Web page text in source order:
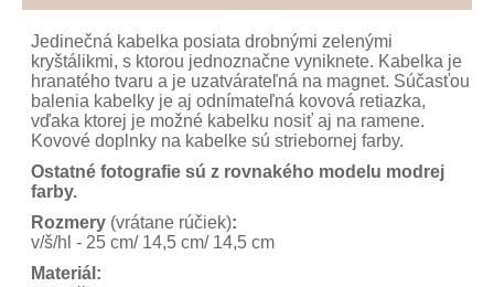
Jedinečná kabelka posiata drobnými zelenými
kryštálikmi, s ktorou jednoznačne vyniknete. Kabelka je
hranatého tvaru a je uzatvárateľná na magnet. Súčasťou
balenia kabelky je aj odnímateľná kovová retiazka,
vďaka ktorej je možné kabelku nosiť aj na ramene.
Kovové doplnky na kabelke sú striebornej farby.
Ostatné fotografie sú z rovnakého modelu modrej
farby.
Rozmery (vrátane rúčiek):
v/š/hl - 25 cm/ 14,5 cm/ 14,5 cm
Materiál: